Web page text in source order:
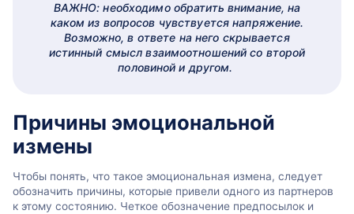
ВАЖНО: необходимо обратить внимание, на
каком из вопросов чувствуется напряжение.
Возможно, в ответе на него скрывается
истинный смысл взаимоотношений со второй
половиной и другом.
Причины эмоциональной
измены
Чтобы понять, что такое эмоциональная измена, следует
обозначить причины, которые привели одного из партнеров
к этому состоянию. Четкое обозначение предпосылок и